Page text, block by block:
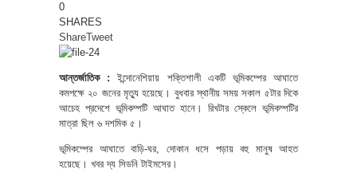
0
SHARES
ShareTweet
আন্তর্জাতিক : ইন্দোনেশিয়ায় শক্তিশালী একটি ভূমিকম্পের আঘাতে
কমপক্ষে ২০ জনের মৃত্যু হয়েছে। বুধবার স্থানীয় সময় সকাল ৫টার দিকে
আচেহ প্রদেশে ভূমিকম্পটি আঘাত হানে। রিখটার স্কেলে ভূমিকম্পটির
মাত্রা ছিল ৬ দশমিক ৫।
ভূমিকম্পের আঘাতে বাড়ি-ঘর, দোকান ধসে পড়ায় বহু মানুষ আহত
হয়েছে। খবর দ্য সিডনি টাইমসের।